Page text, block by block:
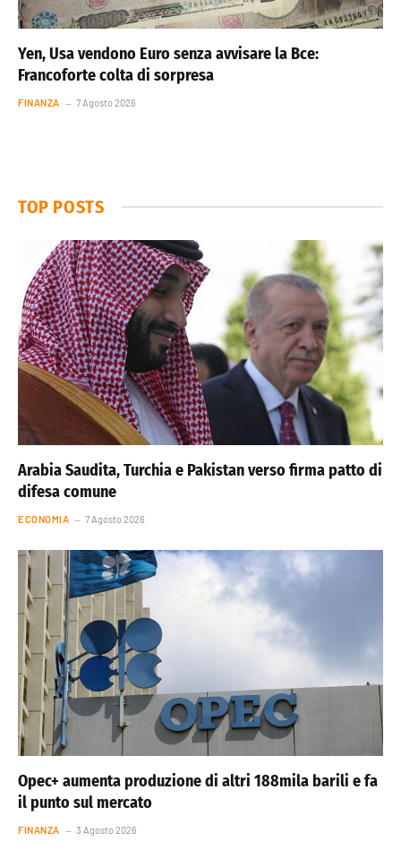
Yen, Usa vendono Euro senza avvisare la Bce:
Francoforte colta di sorpresa
FINANZA 7 Agosto 2026
TOP POSTS
Arabia Saudita, Turchia e Pakistan verso firma patto di
difesa comune
ECONOMIA 7 Agosto 2026
Opec+ aumenta produzione di altri 188mila barili e fa
il punto sul mercato
FINANZA 3 Agosto 2026